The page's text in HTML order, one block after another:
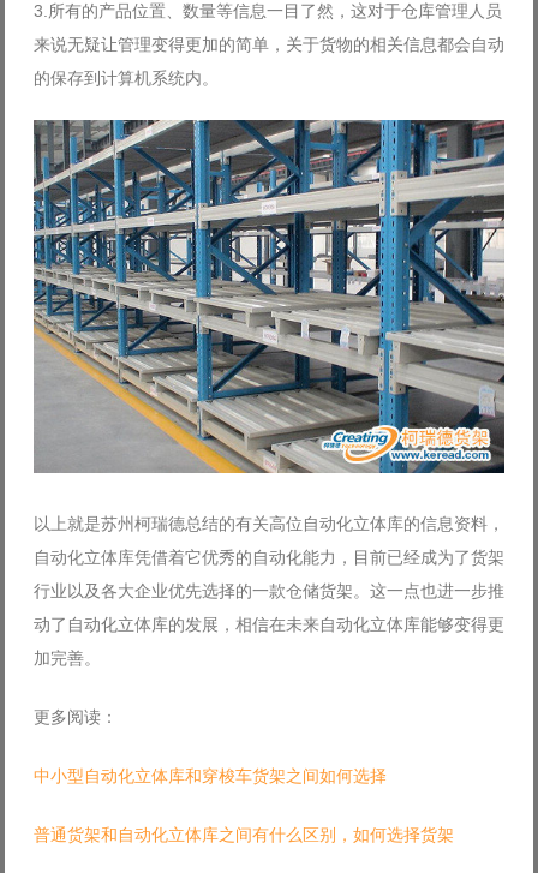
3.所有的产品位置、数量等信息一目了然，这对于仓库管理人员
来说无疑让管理变得更加的简单，关于货物的相关信息都会自动
的保存到计算机系统内。
以上就是苏州柯瑞德总结的有关高位自动化立体库的信息资料，
自动化立体库凭借着它优秀的自动化能力，目前已经成为了货架
行业以及各大企业优先选择的一款仓储货架。这一点也进一步推
动了自动化立体库的发展，相信在未来自动化立体库能够变得更
加完善。
更多阅读：
中小型自动化立体库和穿梭车货架之间如何选择
普通货架和自动化立体库之间有什么区别，如何选择货架